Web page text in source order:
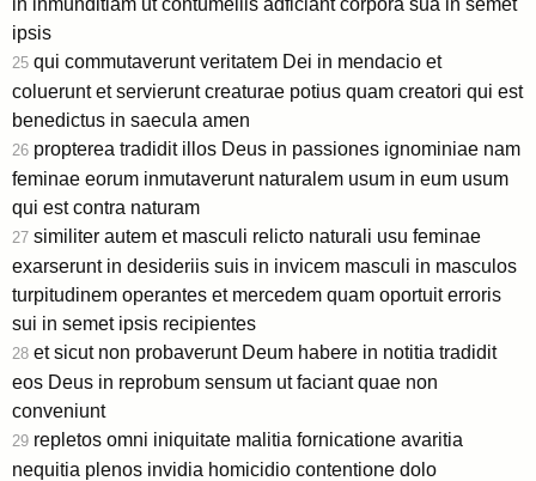
ipsis
25 qui commutaverunt veritatem Dei in mendacio et
coluerunt et servierunt creaturae potius quam creatori qui est
benedictus in saecula amen
26 propterea tradidit illos Deus in passiones ignominiae nam
feminae eorum inmutaverunt naturalem usum in eum usum
qui est contra naturam
27 similiter autem et masculi relicto naturali usu feminae
exarserunt in desideriis suis in invicem masculi in masculos
turpitudinem operantes et mercedem quam oportuit erroris
sui in semet ipsis recipientes
28 et sicut non probaverunt Deum habere in notitia tradidit
eos Deus in reprobum sensum ut faciant quae non
conveniunt
29 repletos omni iniquitate malitia fornicatione avaritia
nequitia plenos invidia homicidio contentione dolo